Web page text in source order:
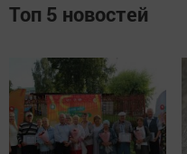
Топ 5 новостей